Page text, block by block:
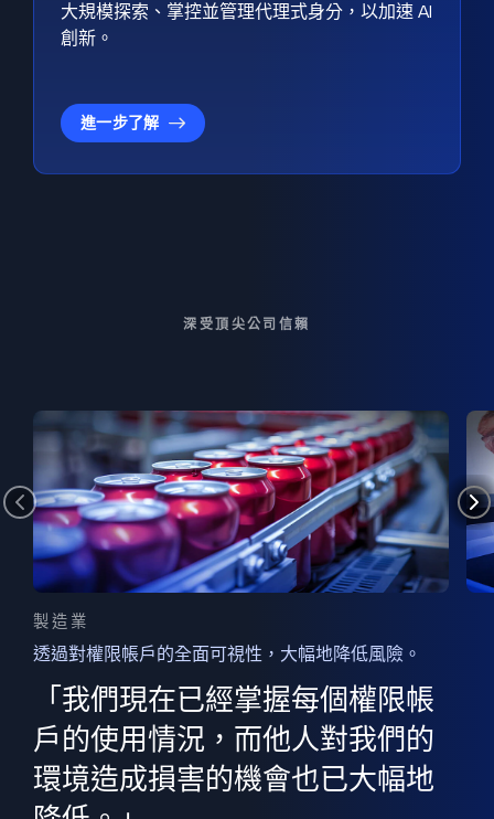
大規模探索、掌控並管理代理式身分，以加速 AI
創新。
進一步了解
深受頂尖公司信賴
製造業
透過對權限帳戶的全面可視性，大幅地降低風險。
「我們現在已經掌握每個權限帳
戶的使用情況，而他人對我們的
環境造成損害的機會也已大幅地